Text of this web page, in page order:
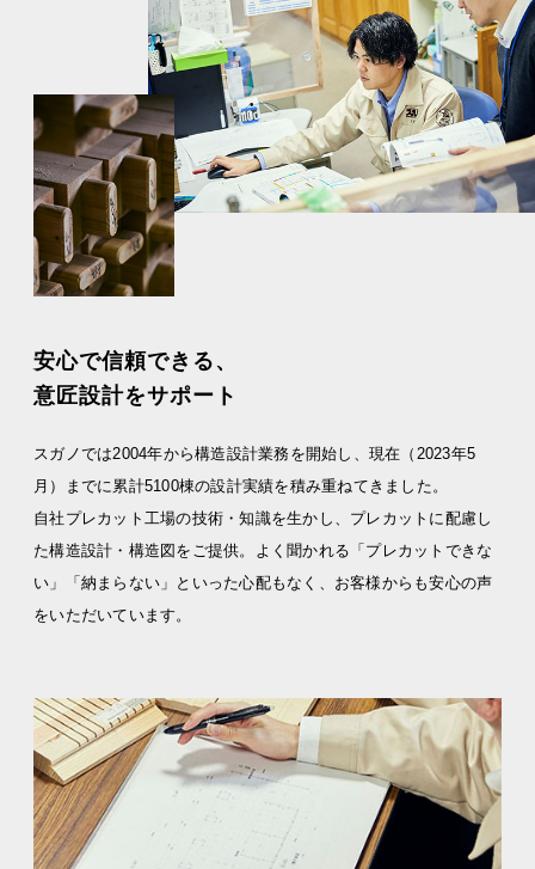
安心で信頼できる、
意匠設計をサポート
スガノでは2004年から構造設計業務を開始し、現在（2023年5
月）までに累計5100棟の設計実績を積み重ねてきました。
自社プレカット工場の技術・知識を生かし、プレカットに配慮し
た構造設計・構造図をご提供。よく聞かれる「プレカットできな
い」「納まらない」といった心配もなく、お客様からも安心の声
をいただいています。